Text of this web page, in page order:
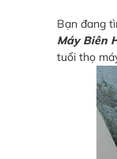
Bạn đang
Máy Biên
tuổi thọ